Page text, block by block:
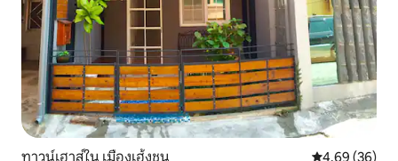
ทาวน์เฮาส์ใน เมืองเฮ้งชุน คะแนนเฉลี่ย
4.69 (36)